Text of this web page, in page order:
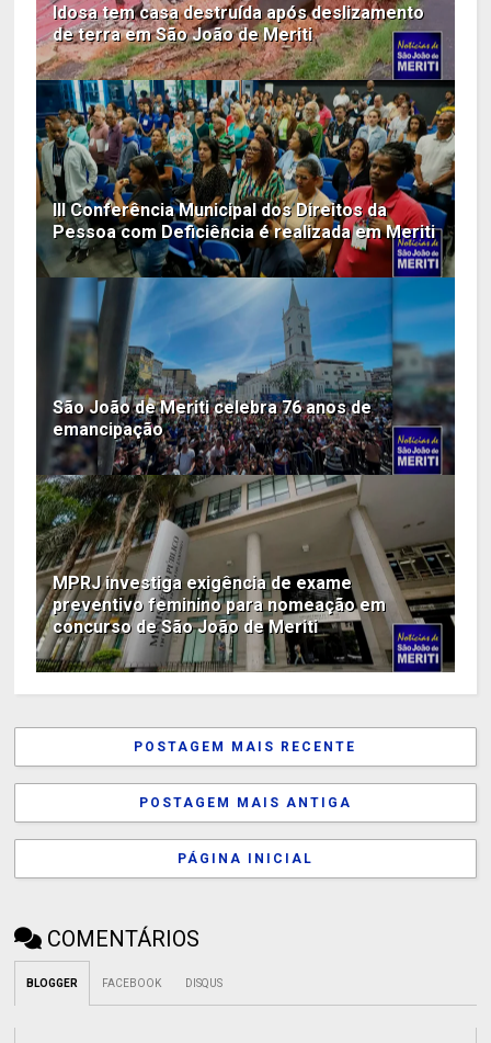
Idosa tem casa destruída após deslizamento
de terra em São João de Meriti
III Conferência Municipal dos Direitos da
Pessoa com Deficiência é realizada em Meriti
São João de Meriti celebra 76 anos de
emancipação
MPRJ investiga exigência de exame
preventivo feminino para nomeação em
concurso de São João de Meriti
POSTAGEM MAIS RECENTE
POSTAGEM MAIS ANTIGA
PÁGINA INICIAL
COMENTÁRIOS
BLOGGER FACEBOOK DISQUS